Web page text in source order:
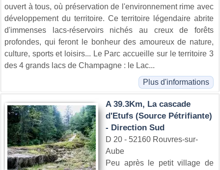
ouvert à tous, où préservation de l'environnement rime avec
développement du territoire. Ce territoire légendaire abrite
d'immenses lacs-réservoirs nichés au creux de forêts
profondes, qui feront le bonheur des amoureux de nature,
culture, sports et loisirs... Le Parc accueille sur le territoire 3
des 4 grands lacs de Champagne : le Lac...
Plus d'informations
A 39.3Km, La cascade
d'Etufs (Source Pétrifiante)
- Direction Sud
D 20 - 52160 Rouvres-sur-
Aube
Peu après le petit village de